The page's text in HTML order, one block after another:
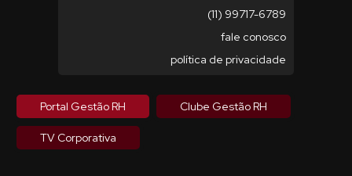
(11) 99717-6789
fale conosco
política de privacidade
Portal Gestão RH Clube Gestão RH
TV Corporativa